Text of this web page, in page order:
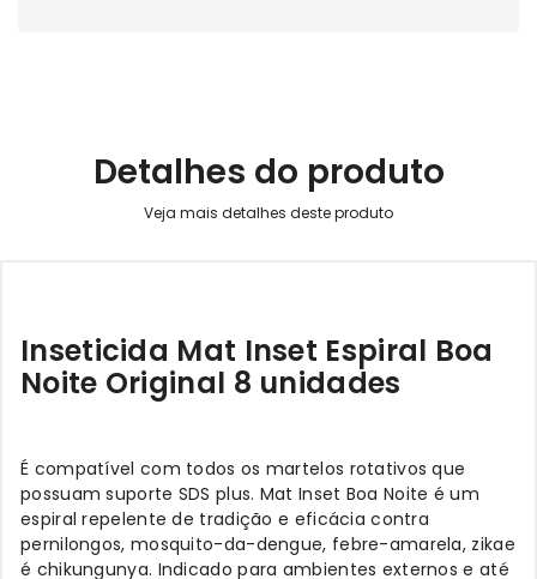
Detalhes do produto
Inseticida Mat Inset Espiral Boa
Noite Original 8 unidades
É compatível com todos os martelos rotativos que
possuam suporte SDS plus. Mat Inset Boa Noite é um
espiral repelente de tradição e eficácia contra
pernilongos, mosquito-da-dengue, febre-amarela, zikae
é chikungunya. Indicado para ambientes externos e até